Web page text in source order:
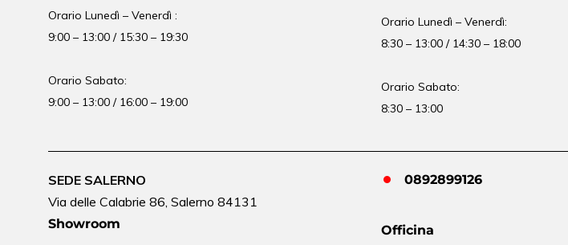
Orario Lunedì – Venerdì :
9:00 – 13:00 / 15:30 – 19:30
Orario Sabato:
9:00 – 13:00 / 16:00 – 19:00
Orario Lunedì – Venerdì:
8:30 – 13:00 / 14:30 – 18:00
Orario Sabato:
8:30 – 13:00
SEDE SALERNO
Via delle Calabrie 86, Salerno 84131
Showroom
0892899126
Officina